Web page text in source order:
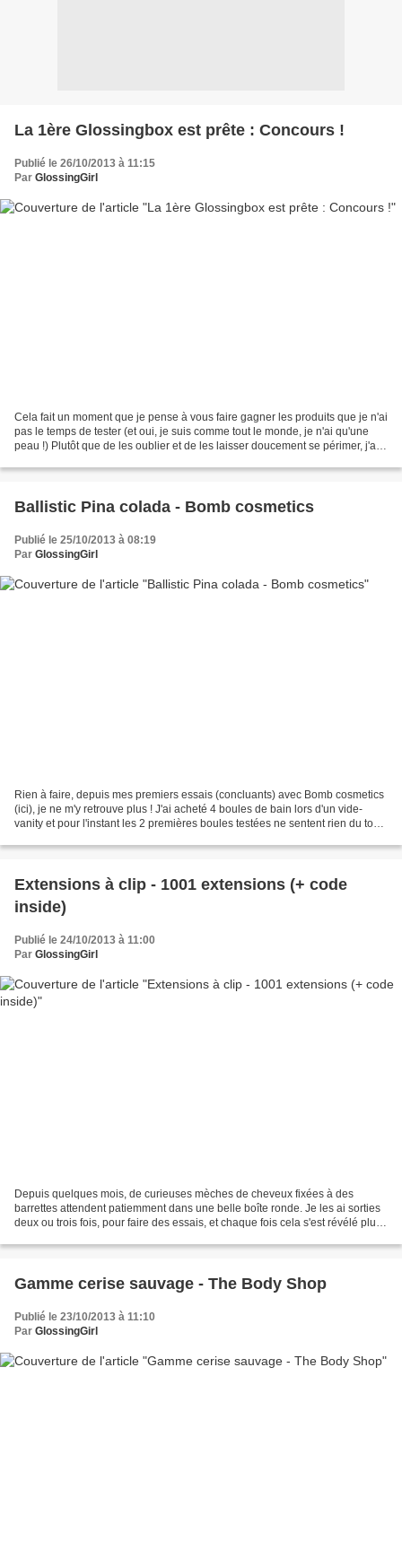
La 1ère Glossingbox est prête : Concours !
Publié le 26/10/2013 à 11:15
Par GlossingGirl
Cela fait un moment que je pense à vous faire gagner les produits que je n'ai
pas le temps de tester (et oui, je suis comme tout le monde, je n'ai qu'une
peau !) Plutôt que de les oublier et de les laisser doucement se périmer, j'ai
Ballistic Pina colada - Bomb cosmetics
Publié le 25/10/2013 à 08:19
Par GlossingGirl
Rien à faire, depuis mes premiers essais (concluants) avec Bomb cosmetics
(ici), je ne m'y retrouve plus ! J'ai acheté 4 boules de bain lors d'un vide-
vanity et pour l'instant les 2 premières boules testées ne sentent rien du tout.
Extensions à clip - 1001 extensions (+ code
inside)
Publié le 24/10/2013 à 11:00
Par GlossingGirl
Depuis quelques mois, de curieuses mèches de cheveux fixées à des
barrettes attendent patiemment dans une belle boîte ronde. Je les ai sorties
deux ou trois fois, pour faire des essais, et chaque fois cela s'est révélé plutôt
Gamme cerise sauvage - The Body Shop
Publié le 23/10/2013 à 11:10
Par GlossingGirl